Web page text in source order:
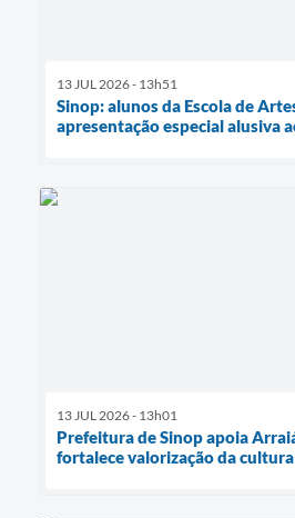
13 JUL 2026 - 13h51
Sinop: alunos da Escola de
apresentação especial alusiva
13 JUL 2026 - 13h01
Prefeitura de Sinop apoia
fortalece valorização da